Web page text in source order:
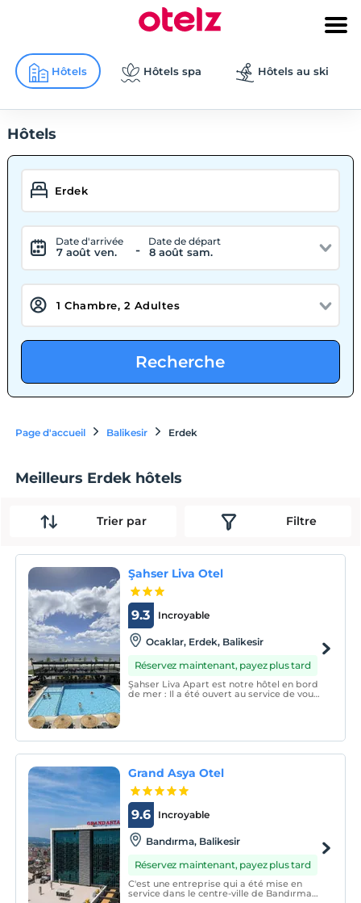
Hôtels Hôtels spa Hôtels au ski
Hôtels
Date d'arrivée
7 août ven. -
Date de départ
8 août sam.
Recherche
Page d'accueil Balikesir Erdek
Meilleurs Erdek hôtels
Trier par Filtre
Şahser Liva Otel
Incroyable
9.3
Ocaklar, Erdek, Balikesir
Réservez maintenant, payez plus tard
Şahser Liva Apart est notre hôtel en bord
de mer : Il a été ouvert au service de vous,
Grand Asya Otel
Incroyable
9.6
Bandırma, Balikesir
Réservez maintenant, payez plus tard
C'est une entreprise qui a été mise en
service dans le centre-ville de Bandırma